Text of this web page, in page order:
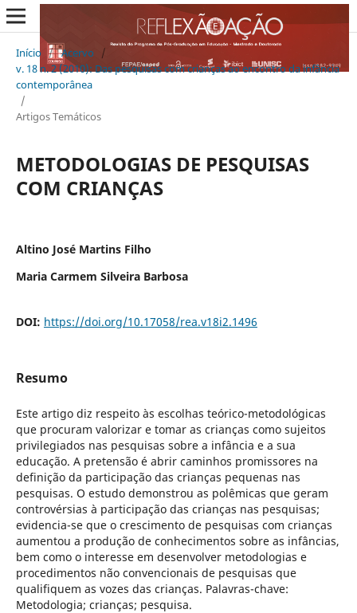
Início / Acervo
/
v. 18 n. 2 (2010): Das pesquisas com crianças ao encontro da infância
contemporânea
/
Artigos Temáticos
METODOLOGIAS DE PESQUISAS
COM CRIANÇAS
Altino José Martins Filho
Maria Carmem Silveira Barbosa
DOI: https://doi.org/10.17058/rea.v18i2.1496
Resumo
Este artigo diz respeito às escolhas teórico-metodológicas
que procuram valorizar e tomar as crianças como sujeitos
privilegiados nas pesquisas sobre a infância e a sua
educação. A pretensão é abrir caminhos promissores na
definição da participação das crianças pequenas nas
pesquisas. O estudo demonstrou as polêmicas que geram
controvérsias à participação das crianças nas pesquisas;
evidencia-se que o crescimento de pesquisas com crianças
aumentou a produção de conhecimentos sobre as infâncias,
bem como o interesse em desenvolver metodologias e
procedimentos não convencionais de pesquisas que
qualifiquem as vozes das crianças. Palavras-chave:
Metodologia; crianças; pesquisa.